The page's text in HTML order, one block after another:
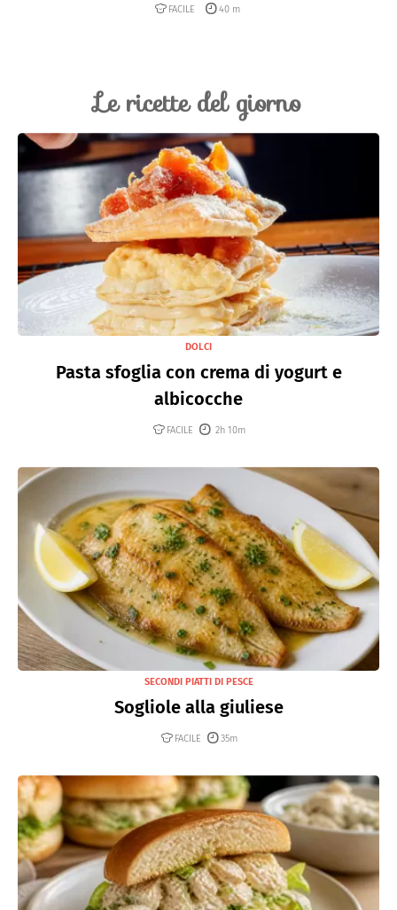
FACILE 40 m
Le ricette del giorno
DOLCI
Pasta sfoglia con crema di yogurt e
albicocche
FACILE 2h 10m
SECONDI PIATTI DI PESCE
Sogliole alla giuliese
FACILE 35m